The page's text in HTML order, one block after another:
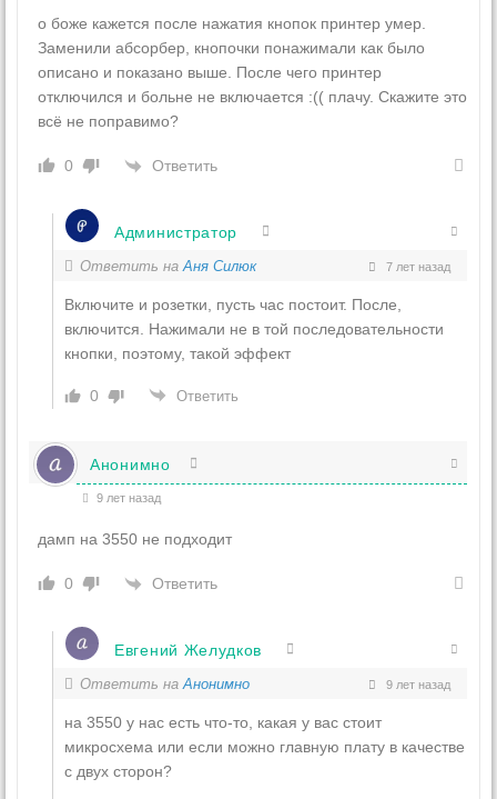
о боже кажется после нажатия кнопок принтер умер.
Заменили абсорбер, кнопочки понажимали как было
описано и показано выше. После чего принтер
отключился и больне не включается :(( плачу. Скажите это
всё не поправимо?
0 Ответить
Администратор
Ответить на Аня Силюк 7 лет назад
Включите и розетки, пусть час постоит. После,
включится. Нажимали не в той последовательности
кнопки, поэтому, такой эффект
0 Ответить
Анонимно
9 лет назад
дамп на 3550 не подходит
0 Ответить
Евгений Желудков
Ответить на Анонимно 9 лет назад
на 3550 у нас есть что-то, какая у вас стоит
микросхема или если можно главную плату в качестве
с двух сторон?